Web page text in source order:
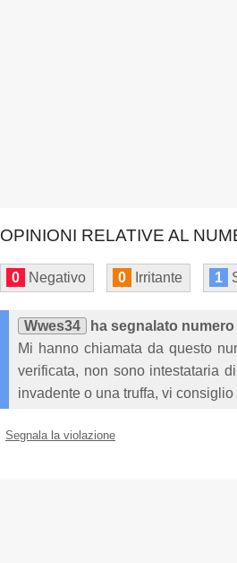
OPINIONI RELATIVE AL
0 Negativo 0 Irritante 1
Wwes34
ha segnalato
Mi hanno chiamata da questo
verificata, non sono intestataria
invadente o una truffa, vi
Segnala la violazione